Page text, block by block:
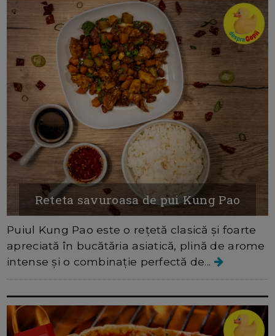
Reteta savuroasa de pui Kung Pao
Puiul Kung Pao este o rețetă clasică și foarte
apreciată în bucătăria asiatică, plină de arome
intense și o combinație perfectă de...